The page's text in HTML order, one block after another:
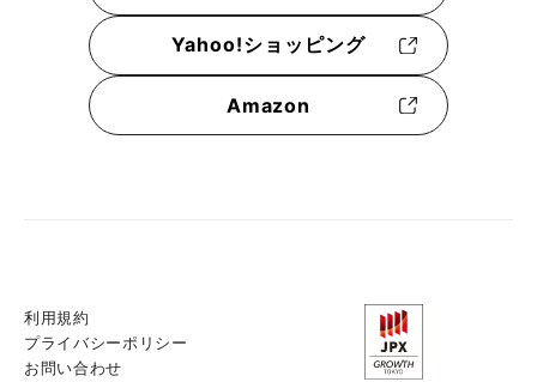
Yahoo!ショッピング
Amazon
利用規約
プライバシーポリシー
お問い合わせ